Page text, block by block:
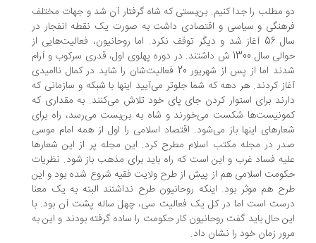
مطلب را جدا کنیم. بن‌بستی که شاه گرفتار آن شد و جهات مختلف
و سیاسی و اقتصادی داشت به صورت یک نقطه انفجار در
سال 56 آغاز شد و دیگر توقف نکرد. اما روحانیون، فعالیت‌هایی از
حوالی سال 1300 ش داشتند. در دوره پهلوی اول، قدری سرکوب و آرام
شدند اما از پس از شهریور 20 فعالیت‌شان را شاید در کمال ناامیدی
کردند. هر دهه که شما جلوتر می‌آیید اینها با شبکه و سازمانی که
برای استوار کردن جای پای خود تلاش می‌کنند. به مقداری که
شکست می‌خورند و شاه به بن‌بست می‌رسد، راه برای
اینها باز می‌شود. اقتصاد اسلامی را اول از همه امام موسی
در مجله مکتب اسلام مطرح کرد. این مجله پر از این شعارها
فساد غرب و این است که راه باید برای مذهب باز شود. نظریات
اسلامی هم از پیش از طرح ولایت فقیه شروع شده بود و این
هم موثر بود. اینکه روحانیون طرح نداشتند البته به یک معنا
است اما در کل یک فعالیت سی، چهل ساله پشت آن بود. با
حال باید گفت روحانیون کار حکومت را ساده گرفته بودند و این به
زمان خود را نشان داد.